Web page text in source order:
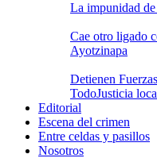
La impunidad
Cae otro ligado
Ayotzinapa
Detienen
TodoJusticia
Editorial
Escena del crimen
Entre celdas y pasillos
Nosotros